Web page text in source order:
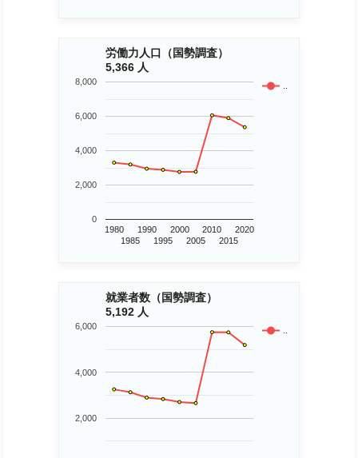
労働力人口（国勢調査）
5,366 人
..
1980
1985
1990
1995
2000
2005
2010
2015
2020
0
2,000
4,000
6,000
8,000
就業者数（国勢調査）
5,192 人
..
2,000
4,000
6,000